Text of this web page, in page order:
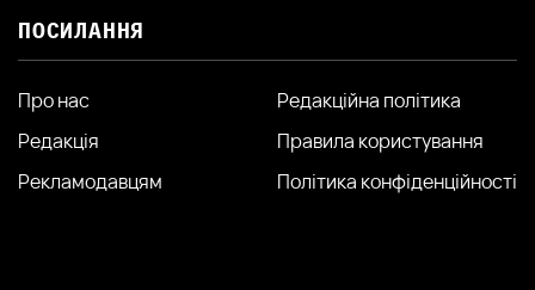
ПОСИЛАННЯ
Про нас
Редакція
Рекламодавцям
Редакційна політика
Правила користування
Політика конфіденційності